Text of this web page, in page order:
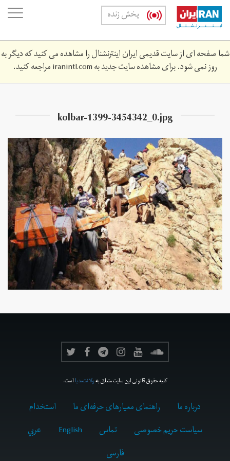
Skip
main
content
پخش زنده
شما صفحه ای از سایت قدیمی ایران اینترنشنال را مشاهده می کنید که دیگر به
روز نمی شود. برای مشاهده سایت جدید بهiranintl.comمراجعه کنید.
kolbar-1399-3454342_0.jpg
کلیه حقوق قانونی این سایت متعلق بهولانت‌مدیااست.
درباره ما راهنمای معیارهای حرفه‌ای ما
استخدام
سیاست حریم خصوصی
تماس English
عربي
فارسى